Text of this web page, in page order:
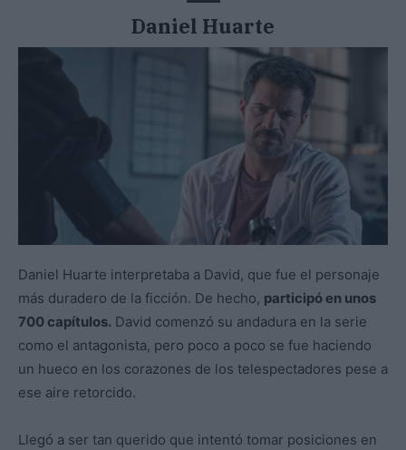
Daniel Huarte
Daniel Huarte interpretaba a David, que fue el personaje
más duradero de la ficción. De hecho, participó en unos
700 capítulos. David comenzó su andadura en la serie
como el antagonista, pero poco a poco se fue haciendo
un hueco en los corazones de los telespectadores pese a
ese aire retorcido.
Llegó a ser tan querido que intentó tomar posiciones en